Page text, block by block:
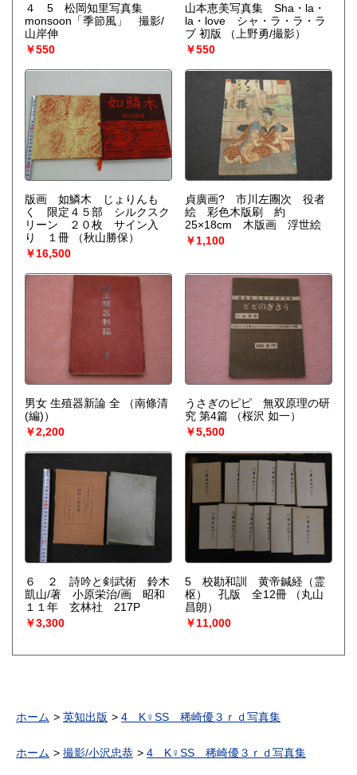
４ 5 松岡知里写真集
monsoon「季節風」 撮影/
山岸伸
￥550
山本恵美写真集 Sha・la・
la・love シャ・ラ・ラ・ラ
ブ 初版
（上野勇/撮影）
￥550
版画 如鱗木 じょりんも
く 限定４５部 シルクスク
リーン ２０枚 サイン入
り １冊
（秋山勝保）
￥16,500
貞廣画? 市川左團次 役者
絵 彩色木版刷 約
25×18cm 木版画 浮世絵
￥1,100
男女 生殖器新論 全
（南條清
(編)）
￥2,200
うさぎのピピ 無双原理の研
究 第4篇
（桜沢 如一）
￥5,500
６ ２ 詩吟と剣武術 鈴木
凱山/著 小原栄治/画 昭和
１１年 玄林社 217P
￥3,300
5 校勘和訓 黄帝鍼経（霊
枢） 孔版 全12冊
（丸山
昌朗）
￥11,000
ホーム 英知出版 4 K♀SS 稀崎優３ｒｄ写真集
ホーム 撮影/小沢忠恭 4 K♀SS 稀崎優３ｒｄ写真集